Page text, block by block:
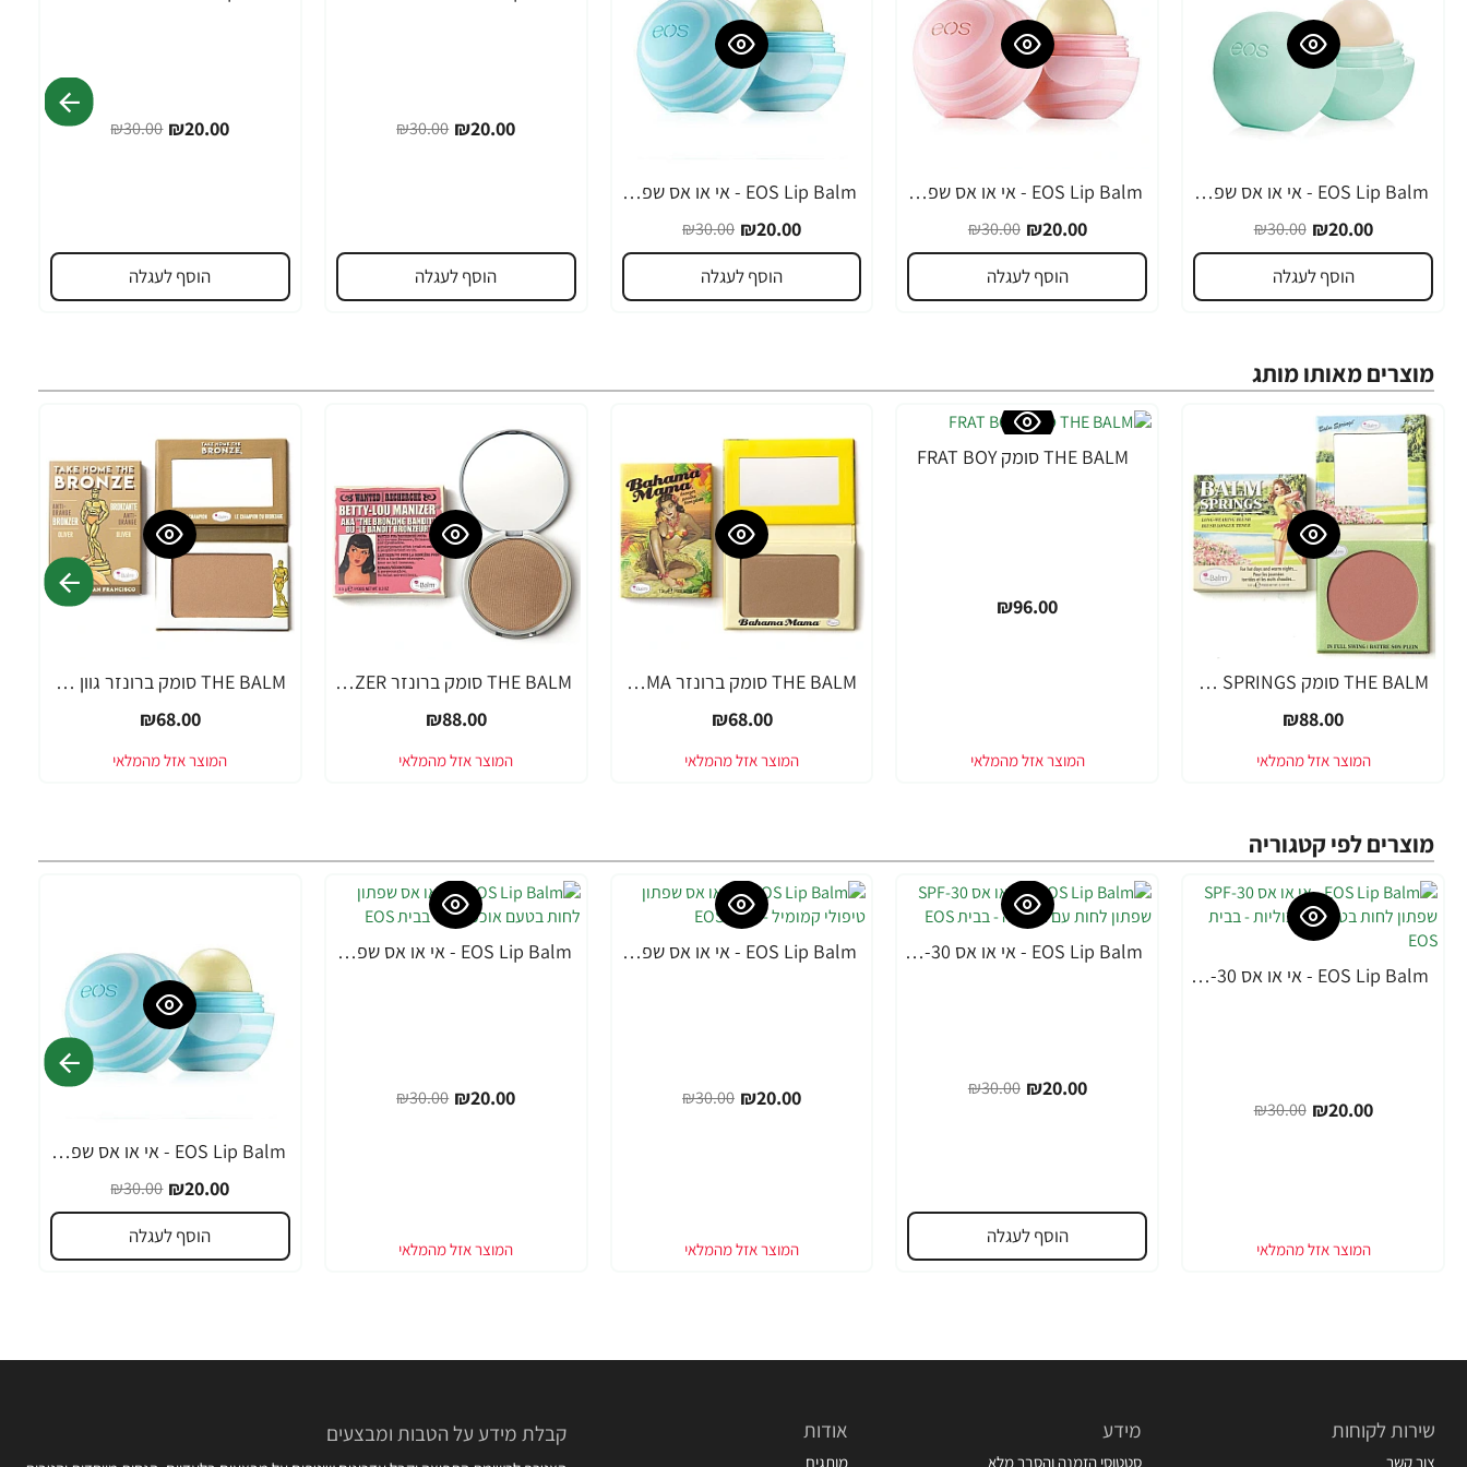
-33%
EOS Lip Balm - אי או אס שפתון לחות בטעם מנטה מתוקה - בבית EOS
₪20.00
₪30.00
הוסף לעגלה
-33%
EOS Lip Balm - אי או אס שפתון לחות בטעם חלב קוקוס - בבית EOS
₪20.00
₪30.00
הוסף לעגלה
-33%
EOS Lip Balm - אי או אס שפתון לחות בטעם וניל מנטה - בבית EOS
₪20.00
₪30.00
הוסף לעגלה
₪20.00
₪30.00
הוסף לעגלה
₪20.00
₪30.00
הוסף לעגלה
מוצרים מאותו מותג
THE BALM סומק BALM SPRINGS
₪88.00
THE BALM סומק FRAT BOY
₪96.00
THE BALM סומק ברונזר BAHAMA MAMA
₪68.00
THE BALM סומק ברונזר BETTY-LOU MANIZER
₪88.00
THE BALM סומק ברונזר גוון חום בהיר TAKE HOME THE BRONZE - OLIVER
₪68.00
מוצרים לפי קטגוריה
-33% EOS Lip Balm - אי או אס SPF-30 שפתון לחות בטעם אשכוליות - בבית EOS
₪20.00
₪30.00
-33% EOS Lip Balm - אי או אס SPF-30 שפתון לחות עם אלוורה - בבית EOS
₪20.00
₪30.00
הוסף לעגלה
-33% EOS Lip Balm - אי או אס שפתון טיפולי קמומיל - בבית EOS
₪20.00
₪30.00
-33% EOS Lip Balm - אי או אס שפתון לחות בטעם אוכמניות - בבית EOS
₪20.00
₪30.00
-33%
EOS Lip Balm - אי או אס שפתון לחות בטעם וניל מנטה - בבית EOS
₪20.00
₪30.00
הוסף לעגלה
שירות לקוחות
צור קשר
מידע
סטטוסי הזמנה והסבר מלא
אודות
מותגים
קבלת מידע על הטבות ומבצעים